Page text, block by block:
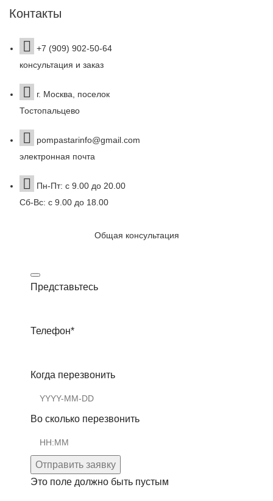
Контакты
+7 (909) 902-50-64
консультация и заказ
г. Москва, поселок
Тостопальцево
pompastarinfo@gmail.com
электронная почта
Пн-Пт: с 9.00 до 20.00
Сб-Вс: с 9.00 до 18.00
Общая консультация
Представьтесь
Телефон*
Когда перезвонить
Во сколько перезвонить
Отправить заявку
Это поле должно быть пустым